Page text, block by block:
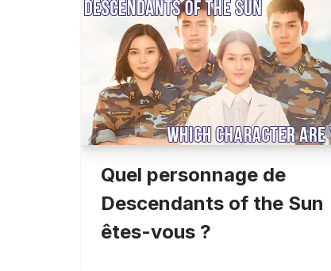
Quel personnage de
Descendants of the Sun
êtes-vous ?